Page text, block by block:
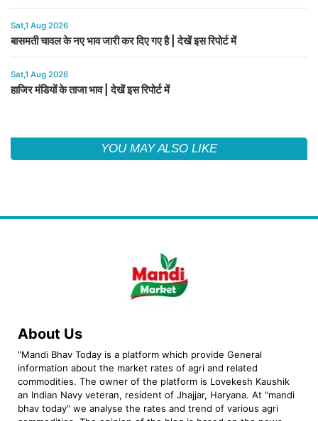
Sat,1 Aug 2026
बासमती चावल के नए भाव जारी कर दिए गए है | देखें इस रिपोर्ट में
Sat,1 Aug 2026
हाजिर मंडियों के ताजा भाव | देखें इस रिपोर्ट में
YOU MAY ALSO LIKE
About Us
"Mandi Bhav Today is a platform which provide General
information about the market rates of agri and related
commodities. The owner of the platform is Lovekesh Kaushik
an Indian Navy veteran, resident of Jhajjar, Haryana. At "mandi
bhav today" we analyse the rates and trend of various agri